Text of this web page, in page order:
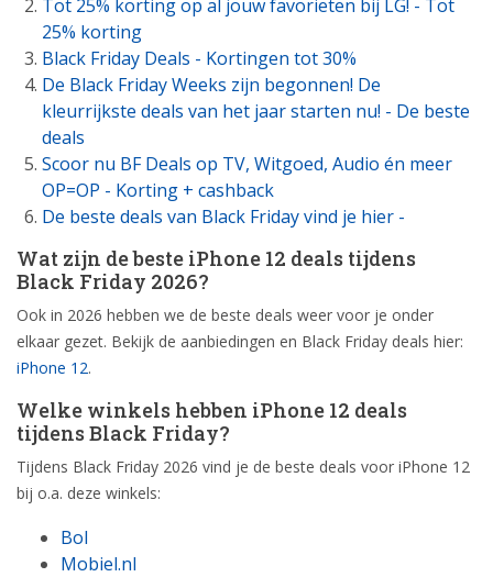
Tot 25% korting op al jouw favorieten bij LG! - Tot
25% korting
Black Friday Deals - Kortingen tot 30%
De Black Friday Weeks zijn begonnen! De
kleurrijkste deals van het jaar starten nu! - De beste
deals
Scoor nu BF Deals op TV, Witgoed, Audio én meer
OP=OP - Korting + cashback
De beste deals van Black Friday vind je hier -
Wat zijn de beste iPhone 12 deals tijdens
Black Friday 2026?
Ook in 2026 hebben we de beste deals weer voor je onder
elkaar gezet. Bekijk de aanbiedingen en Black Friday deals hier:
iPhone 12.
Welke winkels hebben iPhone 12 deals
tijdens Black Friday?
Tijdens Black Friday 2026 vind je de beste deals voor iPhone 12
bij o.a. deze winkels:
Bol
Mobiel.nl